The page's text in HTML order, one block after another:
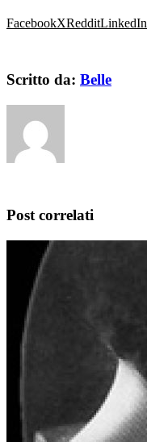
FacebookXRedditLinkedIn
Scritto da: Belle
Post correlati